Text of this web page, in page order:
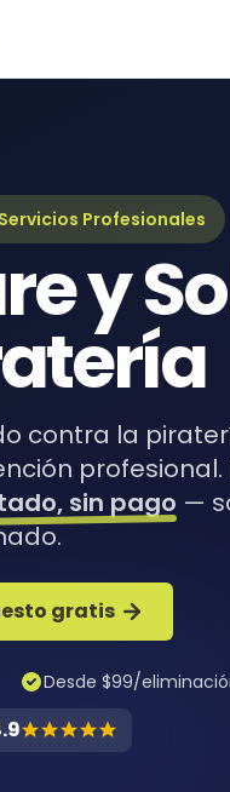
Profesionales
y
contra la
profesional.
sin pago —
gratis
Desde $99/